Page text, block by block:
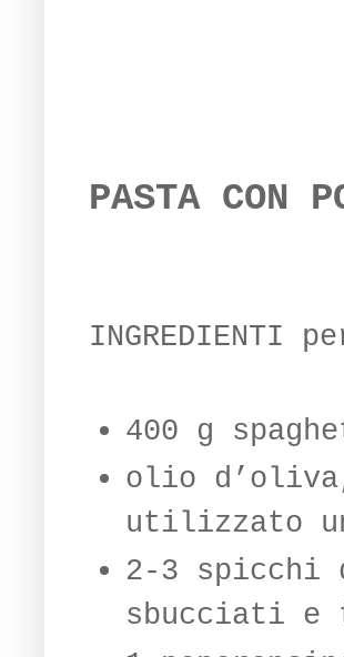
PASTA CON
INGREDIENTI
400 g
olio
utilizzato
2-3 spicchi
sbucciati e